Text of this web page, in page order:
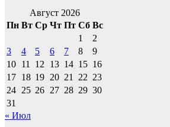
Август 2026
Пн Вт Ср Чт Пт Сб Вс
1
2
3
4 5 6 7 8
9
10 11 12 13 14 15 16
17 18 19 20 21 22 23
24 25 26 27 28 29 30
31
« Июл